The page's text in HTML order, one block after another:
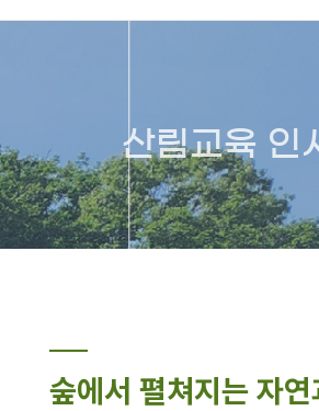
산림교육 인
숲에서 펼쳐지는 자